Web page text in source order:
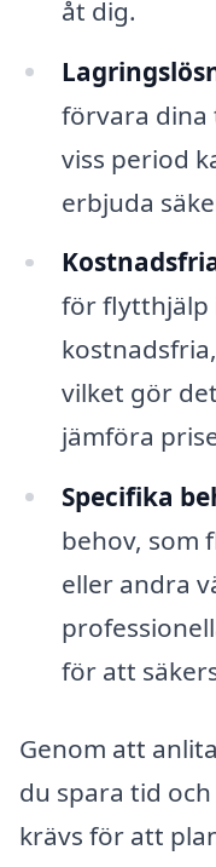
åt dig.
förvara
viss period
erbjuda
för flytthjälp
vilket gör
jämföra
Specifika
behov, som
eller andra
för att
Genom att
du spara tid
krävs för att